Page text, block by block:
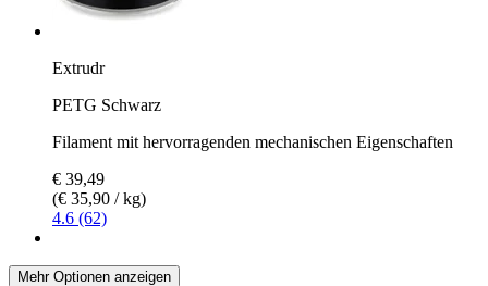
Extrudr
PETG Schwarz
Filament mit hervorragenden mechanischen Eigenschaften
€ 39,49
(€ 35,90 / kg)
4.6 (62)
Mehr Optionen anzeigen